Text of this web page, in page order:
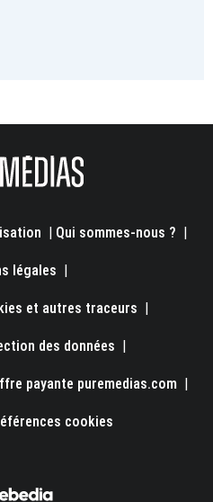
| Qui sommes-nous ? |
légales |
et autres traceurs |
des données |
payante puremedias.com |
cookies